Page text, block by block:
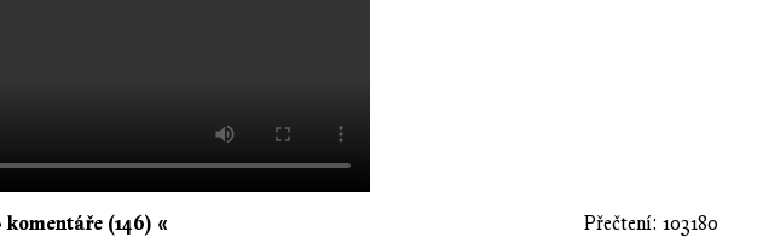
Přečtení: 103180
komentáře (146) «